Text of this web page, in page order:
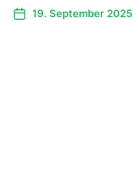
19. September 2025